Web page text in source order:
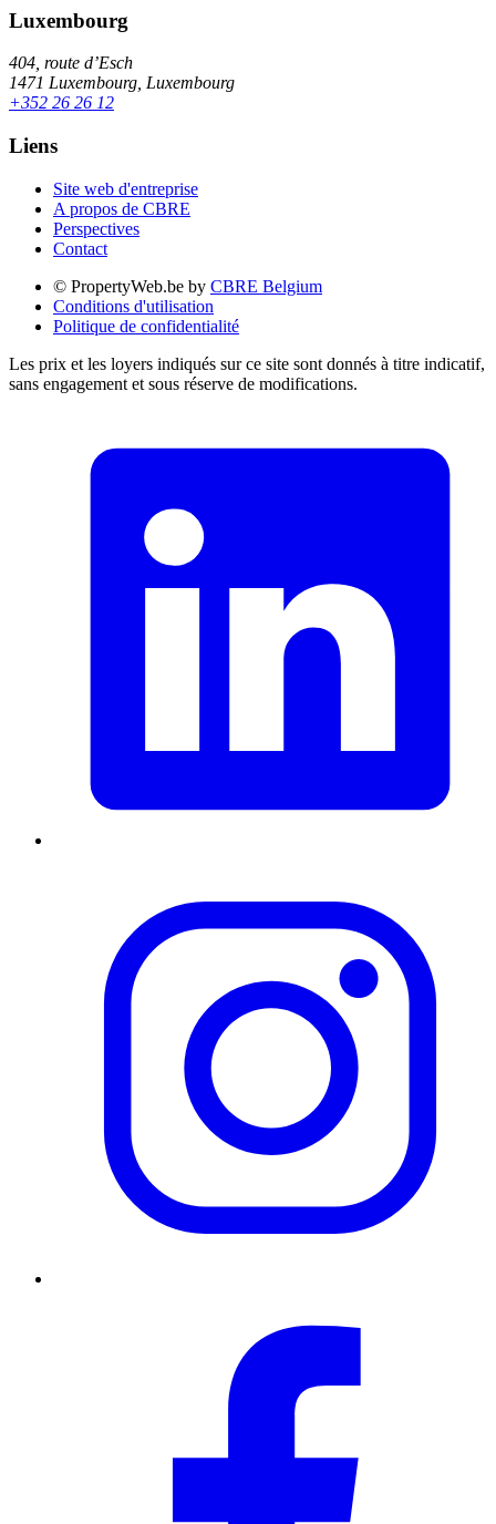
Luxembourg
404, route d’Esch
1471 Luxembourg, Luxembourg
+352 26 26 12
Liens
Site web d'entreprise
A propos de CBRE
Perspectives
Contact
© PropertyWeb.be by CBRE Belgium
Conditions d'utilisation
Politique de confidentialité
Les prix et les loyers indiqués sur ce site sont donnés à titre indicatif,
sans engagement et sous réserve de modifications.